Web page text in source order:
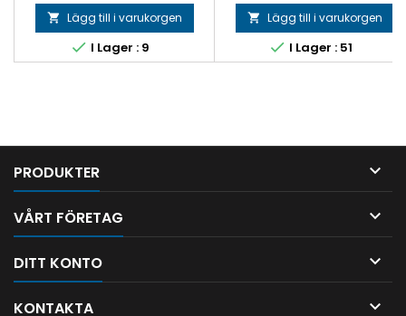
 Lägg till i varukorgen
 I Lager : 9
 Lägg till i varukorgen
 I Lager : 51
PRODUKTER 
VÅRT FÖRETAG 
DITT KONTO 
KONTAKTA 